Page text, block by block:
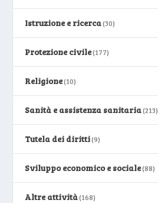
Istruzione e ricerca(30)
Protezione civile(177)
Religione(10)
Sanità e assistenza sanitaria(213)
Tutela dei diritti(9)
Sviluppo economico e sociale(88)
Altre attività(168)